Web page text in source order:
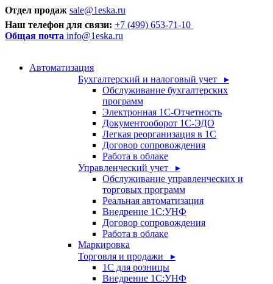
Отдел продаж sale@1eska.ru
Наш телефон для связи: +7 (499) 653-71-10
Общая почта info@1eska.ru
Автоматизация
Бухгалтерский и налоговый учет ▸
Обслуживание бухгалтерских
программ
Электронная 1С-Отчетность
Документооборот 1С-ЭДО
Легкая реорганизация в 1С
Договор сопровождения
Работа в облаке
Управленческий учет ▸
Обслуживание управленческих и
торговых программ
Реальная автоматизация
Внедрение 1С:УНФ
Договор сопровождения
Работа в облаке
Маркировка
Торговля и продажи ▸
1С для розницы
Внедрение 1С:УНФ